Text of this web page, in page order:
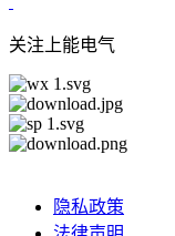
关注上能电气
隐私政策